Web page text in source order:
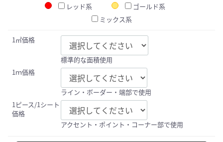
レッド系
ゴールド系
ミックス系
1㎡価格
標準的な面積使用
1ｍ価格
ライン・ボーダー・端部で使用
1ピース/1シート
価格
アクセント・ポイント・コーナー部で使用